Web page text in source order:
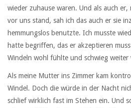
wieder zuhause waren. Und als auch
vor uns stand, sah ich das auch er sie
hemmungslos benutzte. Ich musste
hatte begriffen, das er akzeptieren
Windeln wohl fühlte und schwieg weiter
Als meine Mutter ins Zimmer kam
Windel. Doch die würde in der Nacht
schlief wirklich fast im Stehen ein. Und